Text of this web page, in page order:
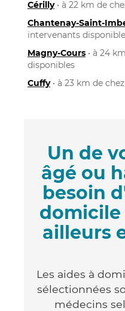
Cérilly• à 22 km de
Chantenay-Saint-
intervenants
Magny-Cours • à 24
disponibles
Cuffy• à 23 km de
Un de
âgé ou
besoin
domicile
ailleurs
Les aides à
sélectionnées
médecins